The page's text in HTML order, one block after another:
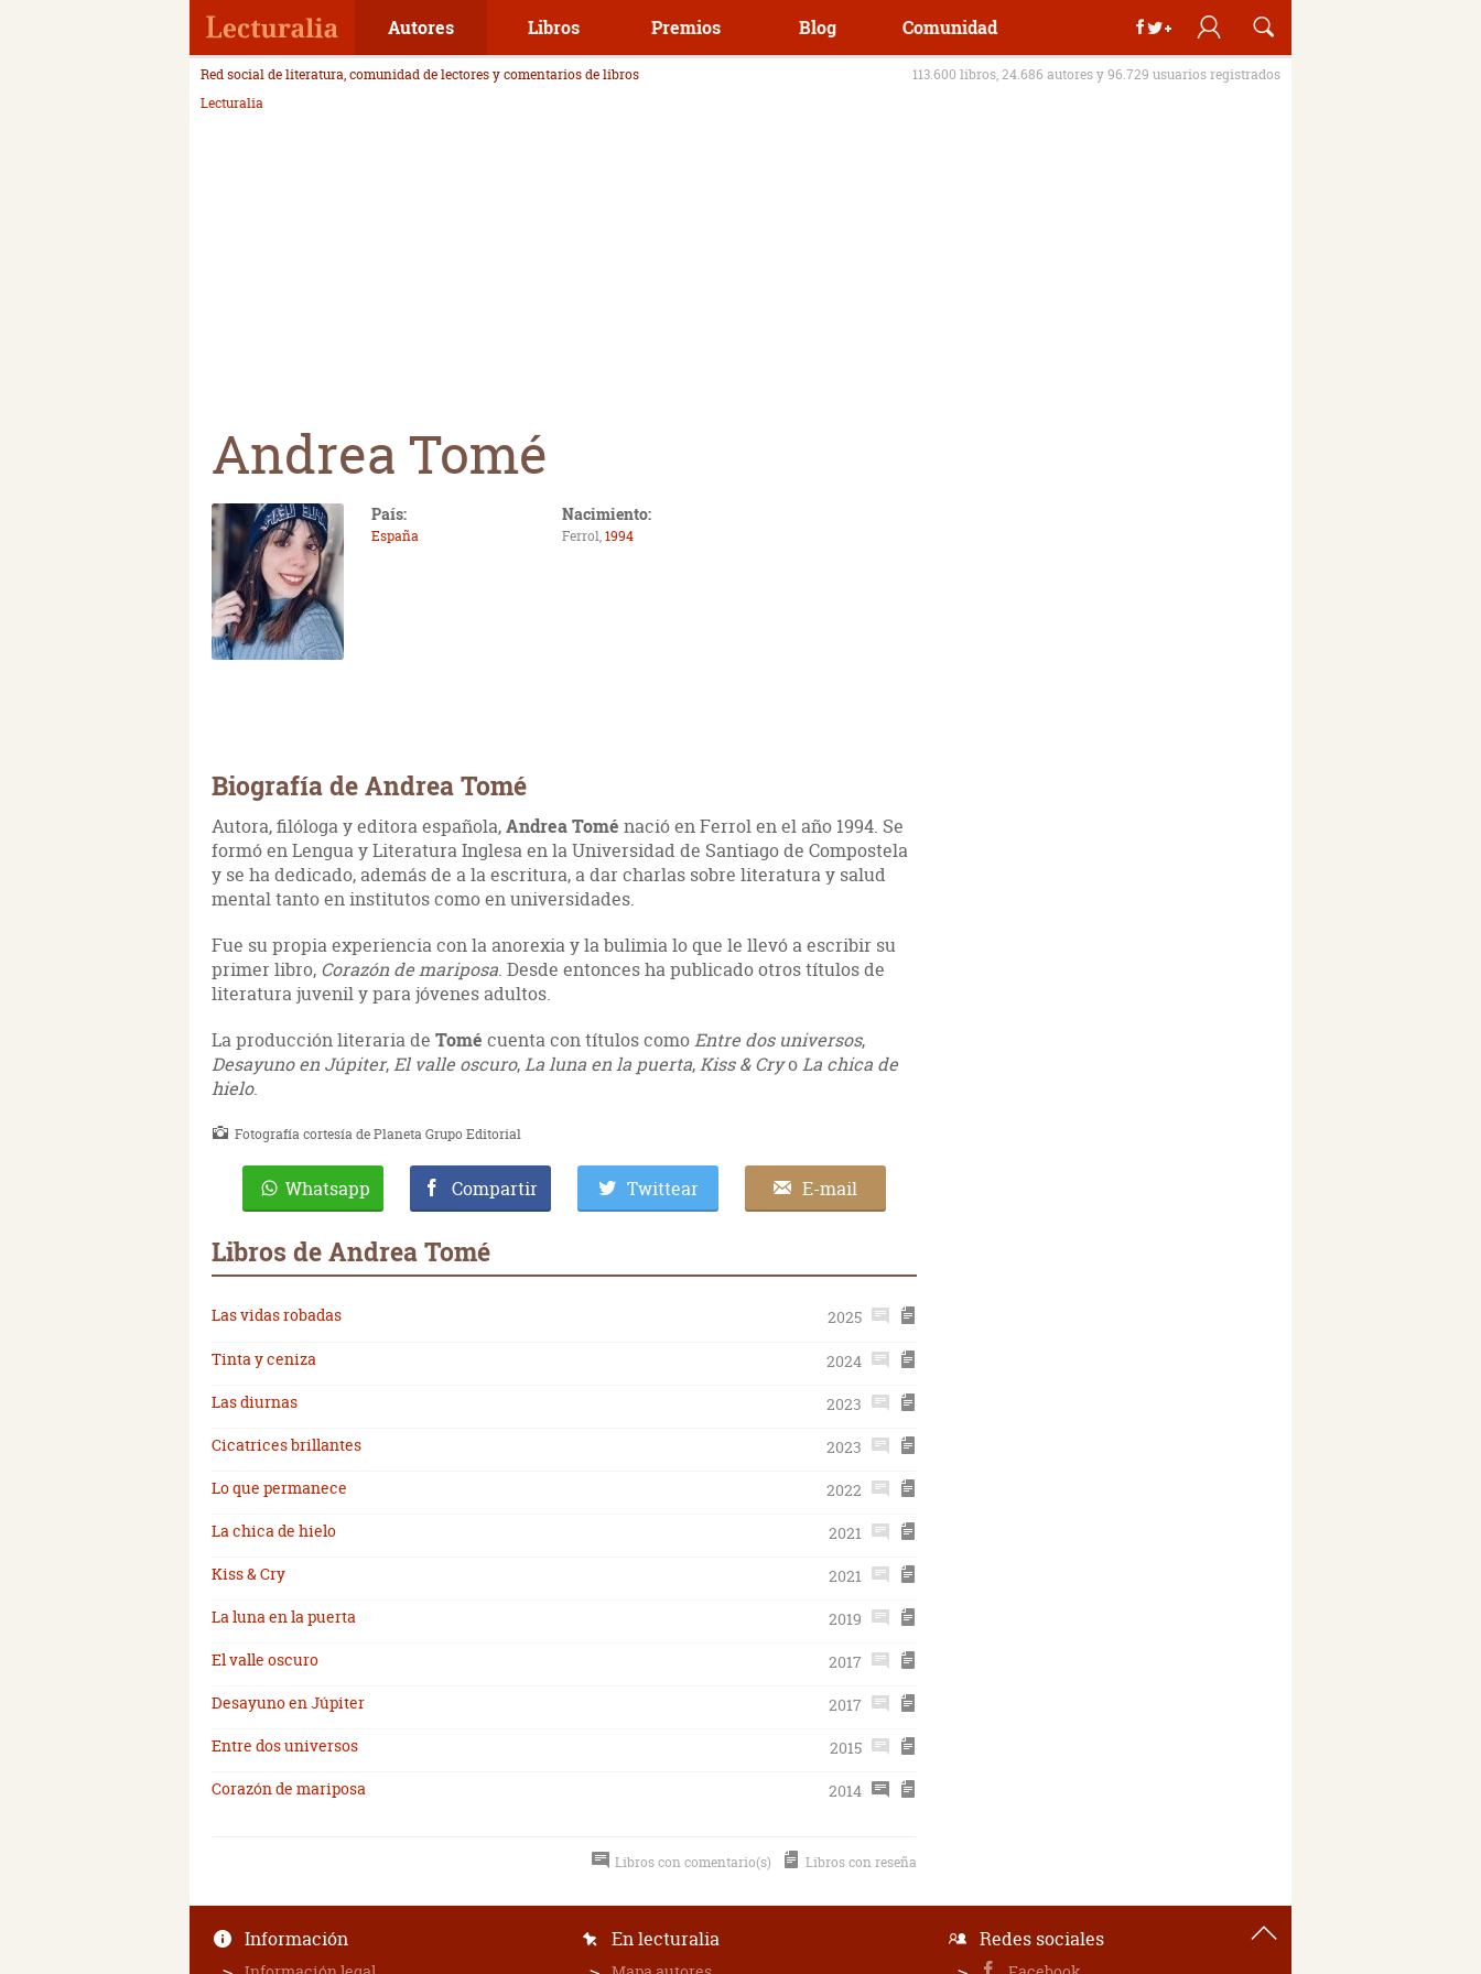
Autores Libros Premios Blog Comunidad
Red social de literatura, comunidad de lectores y comentarios de libros
113.600 libros, 24.686 autores y 96.729 usuarios registrados
Lecturalia
Andrea Tomé
País:
España
Nacimiento:
Ferrol,1994
Biografía de Andrea Tomé
Autora, filóloga y editora española,Andrea Tomé nació en Ferrol en el año 1994. Se
formó en Lengua y Literatura Inglesa en la Universidad de Santiago de Compostela
y se ha dedicado, además de a la escritura, a dar charlas sobre literatura y salud
mental tanto en institutos como en universidades.
Fue su propia experiencia con la anorexia y la bulimia lo que le llevó a escribir su
primer libro, Corazón de mariposa. Desde entonces ha publicado otros títulos de
literatura juvenil y para jóvenes adultos.
La producción literaria de Tomé cuenta con títulos comoEntre dos universos,
Desayuno en Júpiter,El valle oscuro,La luna en la puerta,Kiss & CryoLa chica de
hielo.
Fotografía cortesía de Planeta Grupo Editorial
Whatsapp Compartir Twittear E-mail
Libros de Andrea Tomé
Las vidas robadas
2025
Tinta y ceniza
2024
Las diurnas
2023
Cicatrices brillantes
2023
Lo que permanece
2022
La chica de hielo
2021
Kiss & Cry
2021
La luna en la puerta
2019
El valle oscuro
2017
Desayuno en Júpiter
2017
Entre dos universos
2015
Corazón de mariposa
2014
Libros con comentario(s) Libros con reseña
Información En lecturalia Redes sociales